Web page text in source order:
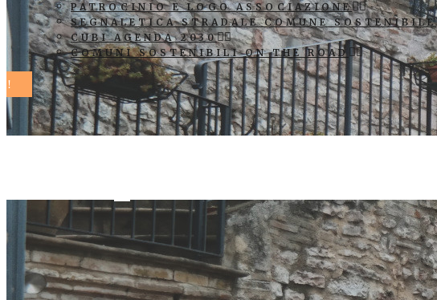
PATROCINIO E LOGO ASSOCIAZIONE
SEGNALETICA STRADALE COMUNE SOSTENIBILE
CUBI AGENDA 2030
COMUNI SOSTENIBILI ON THE ROAD